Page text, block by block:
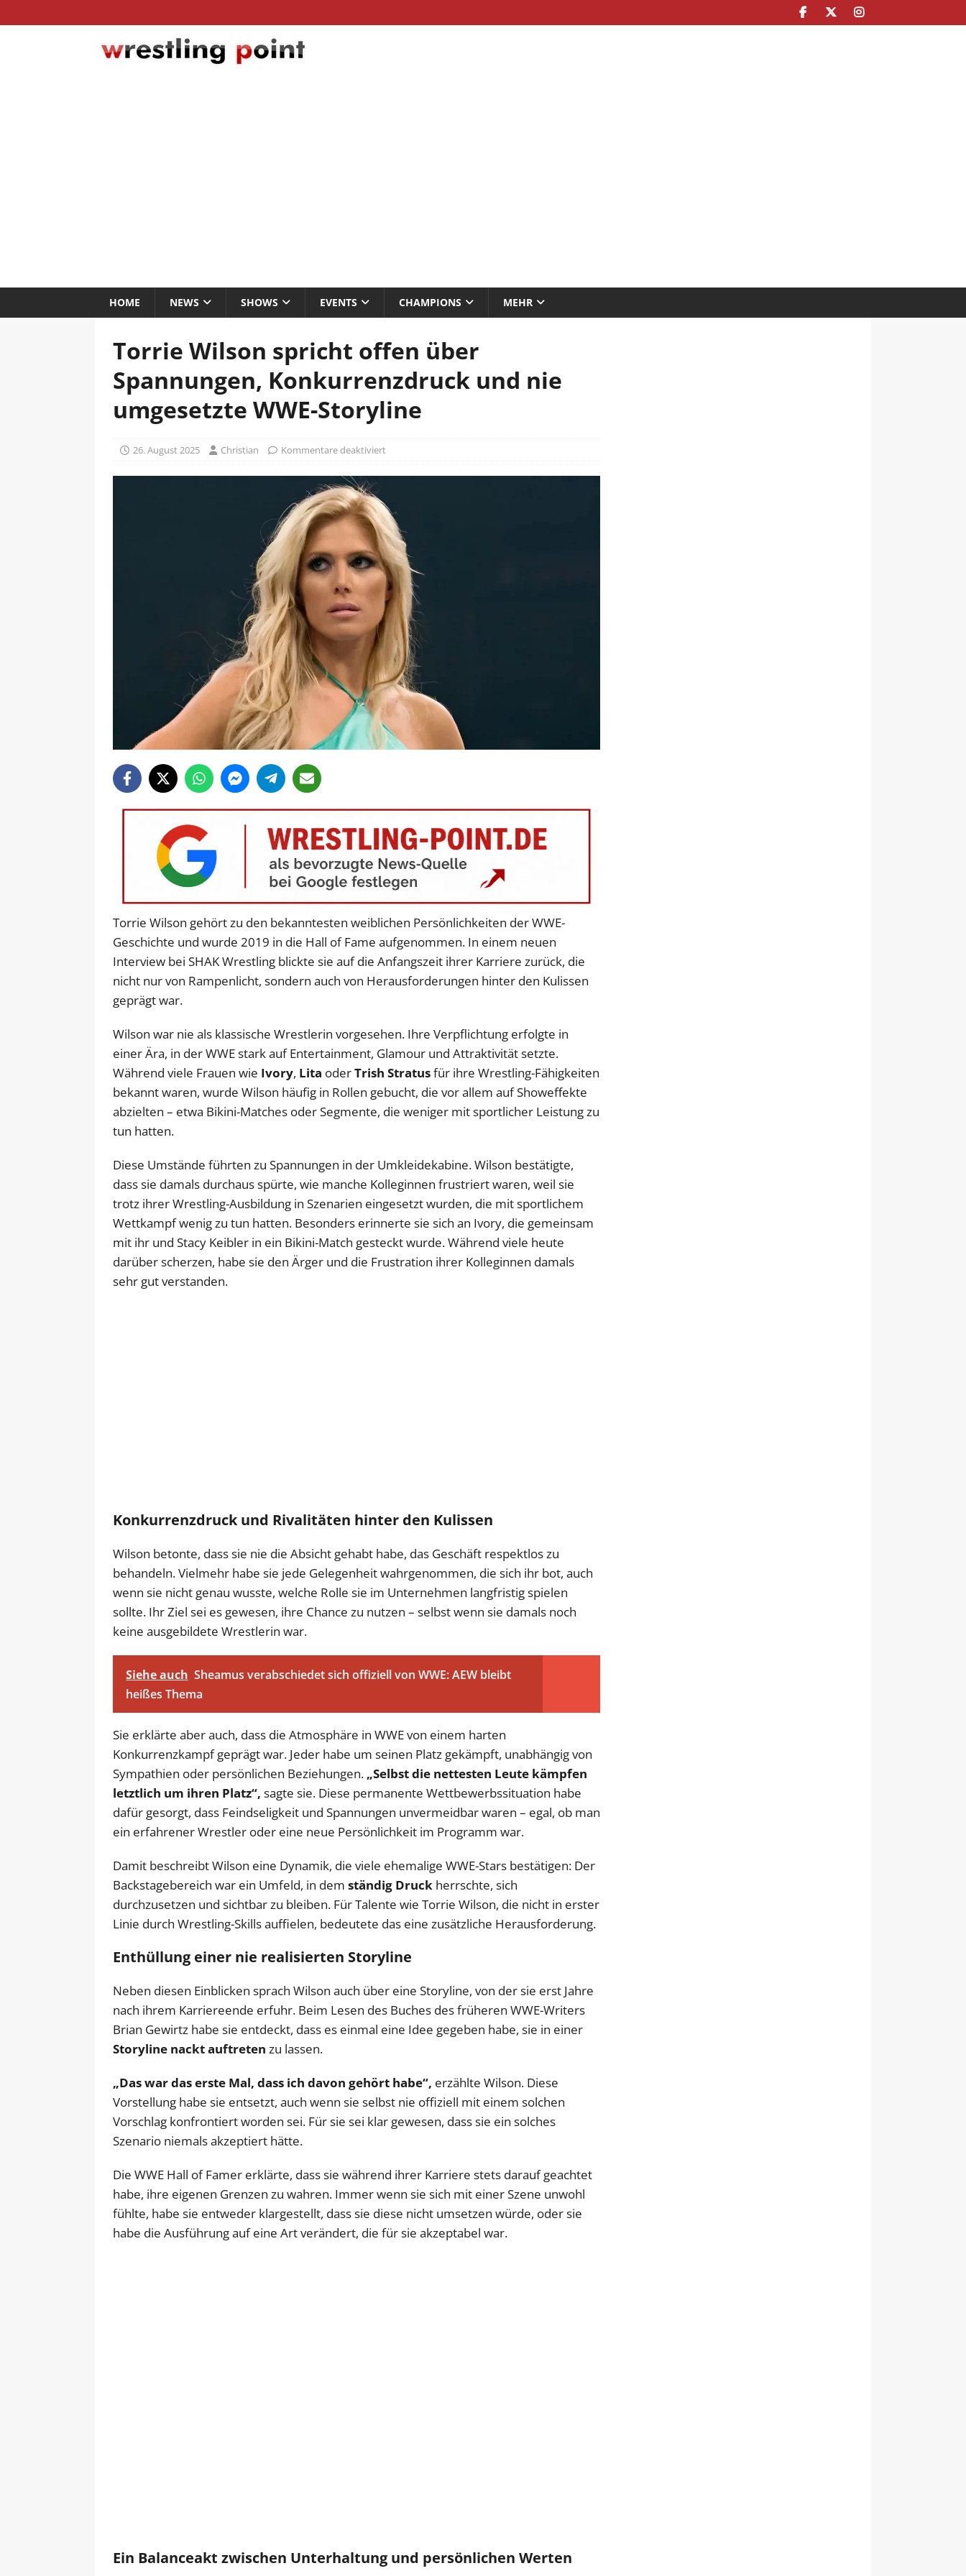
HOME NEWS SHOWS EVENTS CHAMPIONS MEHR
Torrie Wilson spricht offen über
Spannungen, Konkurrenzdruck und nie
umgesetzte WWE-Storyline
26. August 2025 Christian Kommentare deaktiviert
Torrie Wilson gehört zu den bekanntesten weiblichen Persönlichkeiten der WWE-
Geschichte und wurde 2019 in die Hall of Fame aufgenommen. In einem neuen
Interview bei SHAK Wrestling blickte sie auf die Anfangszeit ihrer Karriere zurück, die
nicht nur von Rampenlicht, sondern auch von Herausforderungen hinter den Kulissen
geprägt war.
Wilson war nie als klassische Wrestlerin vorgesehen. Ihre Verpflichtung erfolgte in
einer Ära, in der WWE stark auf Entertainment, Glamour und Attraktivität setzte.
Während viele Frauen wie Ivory, Lita oderTrish Stratusfür ihre Wrestling-Fähigkeiten
bekannt waren, wurde Wilson häufig in Rollen gebucht, die vor allem auf Showeffekte
abzielten – etwa Bikini-Matches oder Segmente, die weniger mit sportlicher Leistung zu
tun hatten.
Diese Umstände führten zu Spannungen in der Umkleidekabine. Wilson bestätigte,
dass sie damals durchaus spürte, wie manche Kolleginnen frustriert waren, weil sie
trotz ihrer Wrestling-Ausbildung in Szenarien eingesetzt wurden, die mit sportlichem
Wettkampf wenig zu tun hatten. Besonders erinnerte sie sich an Ivory, die gemeinsam
mit ihr und Stacy Keibler in ein Bikini-Match gesteckt wurde. Während viele heute
darüber scherzen, habe sie den Ärger und die Frustration ihrer Kolleginnen damals
sehr gut verstanden.
Konkurrenzdruck und Rivalitäten hinter den Kulissen
Wilson betonte, dass sie nie die Absicht gehabt habe, das Geschäft respektlos zu
behandeln. Vielmehr habe sie jede Gelegenheit wahrgenommen, die sich ihr bot, auch
wenn sie nicht genau wusste, welche Rolle sie im Unternehmen langfristig spielen
sollte. Ihr Ziel sei es gewesen, ihre Chance zu nutzen – selbst wenn sie damals noch
keine ausgebildete Wrestlerin war.
Siehe auch Sheamus verabschiedet sich offiziell von WWE: AEW bleibt
heißes Thema
Sie erklärte aber auch, dass die Atmosphäre in WWE von einem harten
Konkurrenzkampf geprägt war. Jeder habe um seinen Platz gekämpft, unabhängig von
Sympathien oder persönlichen Beziehungen. „Selbst die nettesten Leute kämpfen
letztlich um ihren Platz“, sagte sie. Diese permanente Wettbewerbssituation habe
dafür gesorgt, dass Feindseligkeit und Spannungen unvermeidbar waren – egal, ob man
ein erfahrener Wrestler oder eine neue Persönlichkeit im Programm war.
Damit beschreibt Wilson eine Dynamik, die viele ehemalige WWE-Stars bestätigen: Der
Backstagebereich war ein Umfeld, in dem ständig Druck herrschte, sich
durchzusetzen und sichtbar zu bleiben. Für Talente wie Torrie Wilson, die nicht in erster
Linie durch Wrestling-Skills auffielen, bedeutete das eine zusätzliche Herausforderung.
Enthüllung einer nie realisierten Storyline
Neben diesen Einblicken sprach Wilson auch über eine Storyline, von der sie erst Jahre
nach ihrem Karriereende erfuhr. Beim Lesen des Buches des früheren WWE-Writers
Brian Gewirtz habe sie entdeckt, dass es einmal eine Idee gegeben habe, sie in einer
Storyline nacktauftreten zu lassen.
„Das war das erste Mal, dass ich davon gehört habe“, erzählte Wilson. Diese
Vorstellung habe sie entsetzt, auch wenn sie selbst nie offiziell mit einem solchen
Vorschlag konfrontiert worden sei. Für sie sei klar gewesen, dass sie ein solches
Szenario niemals akzeptiert hätte.
Die WWE Hall of Famer erklärte, dass sie während ihrer Karriere stets darauf geachtet
habe, ihre eigenen Grenzen zu wahren. Immer wenn sie sich mit einer Szene unwohl
fühlte, habe sie entweder klargestellt, dass sie diese nicht umsetzen würde, oder sie
habe die Ausführung auf eine Art verändert, die für sie akzeptabel war.
Ein Balanceakt zwischen Unterhaltung und persönlichen Werten